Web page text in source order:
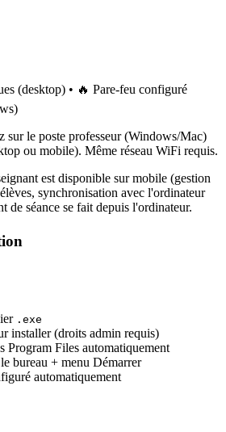
(desktop) • 🔥 Pare-feu configuré
sur le poste professeur (Windows/Mac)
ou mobile). Même réseau WiFi requis.
est disponible sur mobile (gestion
synchronisation avec l'ordinateur
de séance se fait depuis l'ordinateur.
.exe
installer (droits admin requis)
Program Files automatiquement
bureau + menu Démarrer
automatiquement